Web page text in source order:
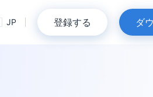
JP 登録する ダ